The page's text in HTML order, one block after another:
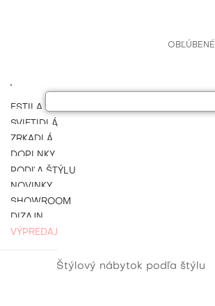
OBĽÚBENÉ
ESTILA NÁBYTOK
SVIETIDLÁ
ZRKADLÁ
DOPLNKY
PODĽA ŠTÝLU
NOVINKY
SHOWROOM
DIZAJN
VÝPREDAJ
Štýlový nábytok podľa štýlu